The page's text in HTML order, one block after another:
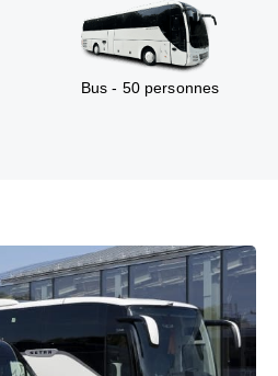
Bus - 50 personnes